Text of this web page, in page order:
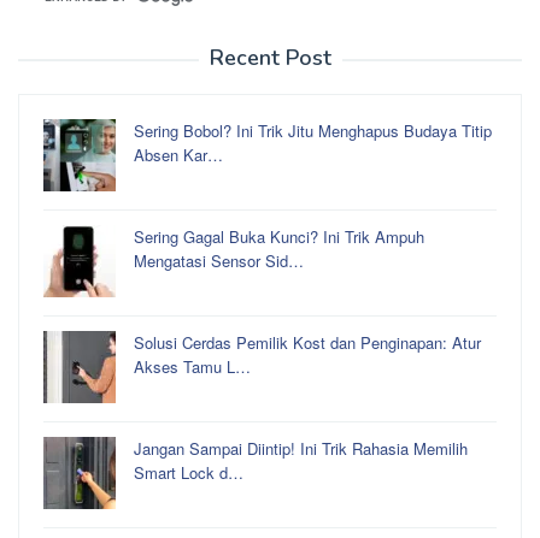
Recent Post
Sering Bobol? Ini Trik Jitu Menghapus Budaya Titip
Absen Kar…
Sering Gagal Buka Kunci? Ini Trik Ampuh
Mengatasi Sensor Sid…
Solusi Cerdas Pemilik Kost dan Penginapan: Atur
Akses Tamu L…
Jangan Sampai Diintip! Ini Trik Rahasia Memilih
Smart Lock d…